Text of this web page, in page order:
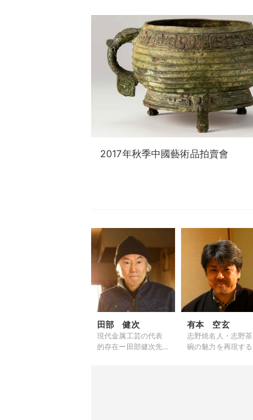
2017年秋季中國藝術品拍賣會
田部 健次
現代金属工芸の代表
的存在ー田部健次先
有本 空玄
志野焼名人・志野茶
碗の魅力を再現する